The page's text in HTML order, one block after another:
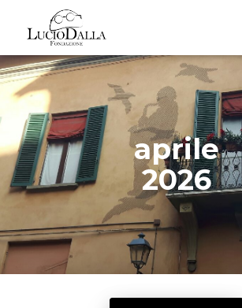
aprile
2026